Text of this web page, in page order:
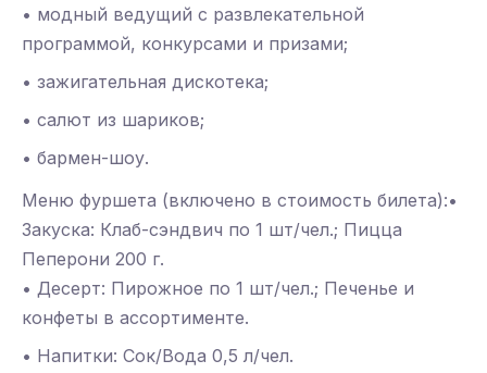
• модный ведущий с развлекательной
программой, конкурсами и призами;
• зажигательная дискотека;
• салют из шариков;
• бармен-шоу.
Меню фуршета (включено в стоимость билета):•
Закуска: Клаб-сэндвич по 1 шт/чел.; Пицца
Пеперони 200 г.
• Десерт: Пирожное по 1 шт/чел.; Печенье и
конфеты в ассортименте.
• Напитки: Сок/Вода 0,5 л/чел.